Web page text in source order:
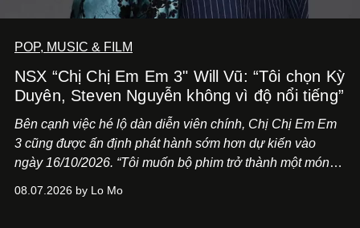
POP, MUSIC & FILM
NSX “Chị Chị Em Em 3" Will Vũ: “Tôi chọn Kỳ
Duyên, Steven Nguyễn không vì độ nổi tiếng”
Bên cạnh việc hé lộ dàn diễn viên chính, Chị Chị Em Em
3 cũng được ấn định phát hành sớm hơn dự kiến vào
ngày 16/10/2026. “Tôi muốn bộ phim trở thành một món
Việt Nam”, NSX Will Vũ cho biết.
08.07.2026 by Lo Mo